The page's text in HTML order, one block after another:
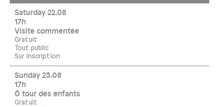
Saturday 22.08
17h
Visite commentée
Gratuit
Tout public
Sur inscription
Sunday 23.08
17h
Ô tour des enfants
Gratuit